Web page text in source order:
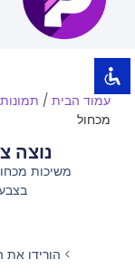
title סמן כותרות
צבע רקע
zoom_out
zoom_in זום (הגדלה)
הגדלת גופן
עמוד הבית/
מכחול
נוצה
משיכות
> הורידו